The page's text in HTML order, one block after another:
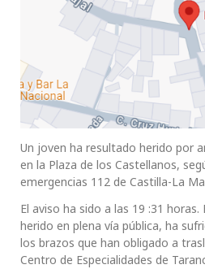
Un joven ha resultado herido por
en la Plaza de los Castellanos,
emergencias 112 de Castilla-La
El aviso ha sido a las 19 :31
herido en plena vía pública, ha
los brazos que han obligado a
Centro de Especialidades de